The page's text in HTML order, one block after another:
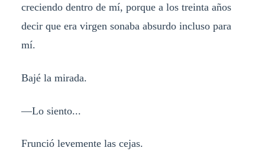
creciendo dentro de mí, porque a los treinta años
decir que era virgen sonaba absurdo incluso para
mí.
Bajé la mirada.
—Lo siento...
Frunció levemente las cejas.